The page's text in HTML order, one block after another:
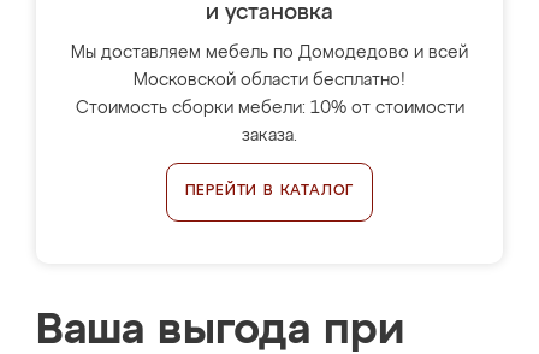
и установка
Мы доставляем мебель по Домодедово и всей
Московской области бесплатно!
Стоимость сборки мебели: 10% от стоимости
заказа.
ПЕРЕЙТИ В КАТАЛОГ
Ваша выгода при